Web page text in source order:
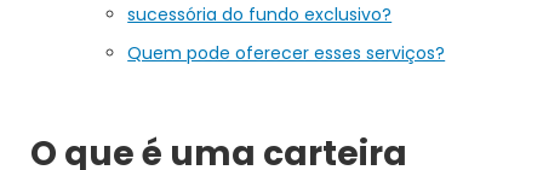
sucessória do fundo exclusivo?
Quem pode oferecer esses serviços?
O que é uma carteira